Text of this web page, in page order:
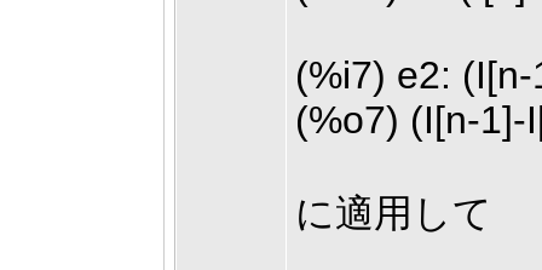
(%i7) e2:
(%o7) (I[n-1]-
に適用して